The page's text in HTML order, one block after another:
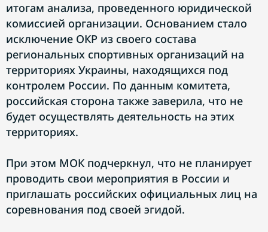
итогам анализа, проведенного юридической
комиссией организации. Основанием стало
исключение ОКР из своего состава
региональных спортивных организаций на
территориях Украины, находящихся под
контролем России. По данным комитета,
российская сторона также заверила, что не
будет осуществлять деятельность на этих
территориях.
При этом МОК подчеркнул, что не планирует
проводить свои мероприятия в России и
приглашать российских официальных лиц на
соревнования под своей эгидой.